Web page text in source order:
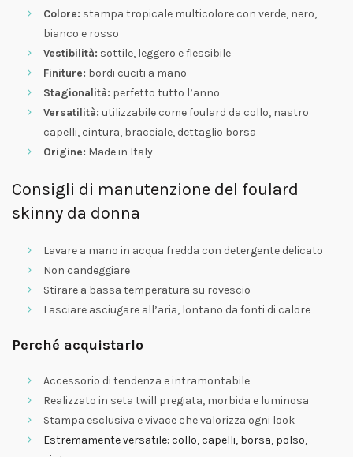
Colore: stampa tropicale multicolore con verde, nero,
bianco e rosso
Vestibilità: sottile, leggero e flessibile
Finiture: bordi cuciti a mano
Stagionalità: perfetto tutto l’anno
Versatilità: utilizzabile come foulard da collo, nastro
capelli, cintura, bracciale, dettaglio borsa
Origine: Made in Italy
Consigli di manutenzione del foulard
skinny da donna
Lavare a mano in acqua fredda con detergente delicato
Non candeggiare
Stirare a bassa temperatura su rovescio
Lasciare asciugare all’aria, lontano da fonti di calore
Perché acquistarlo
Accessorio di tendenza e intramontabile
Realizzato in seta twill pregiata, morbida e luminosa
Stampa esclusiva e vivace che valorizza ogni look
Estremamente versatile: collo, capelli, borsa, polso,